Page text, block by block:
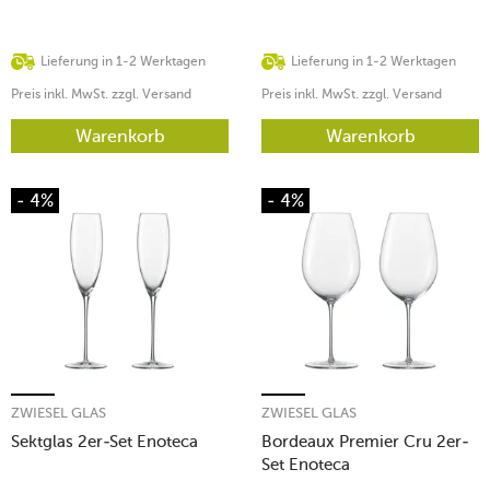
Lieferung in 1-2 Werktagen
Preis inkl. MwSt. zzgl. Versand
Warenkorb
Lieferung in 1-2 Werktagen
Preis inkl. MwSt. zzgl. Versand
Warenkorb
- 4%
Sektglas 2er-Set Enoteca
ZWIESEL GLAS
- 4%
Bordeaux Premier Cru 2er-
Set Enoteca
ZWIESEL GLAS